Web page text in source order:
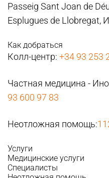
Passeig Sant Joan de
Esplugues de Llobregat,
Как добраться
Колл-центр: +34 93 253
Частная медицина -
93 600 97 83
Неотложная помощь:
Услуги
Медицинские услуги
Специалисты